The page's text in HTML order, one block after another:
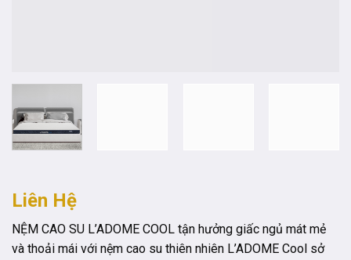
Liên Hệ
NỆM CAO SU L’ADOME COOL tận hưởng giấc ngủ mát mẻ
và thoải mái với nệm cao su thiên nhiên L’ADOME Cool sở